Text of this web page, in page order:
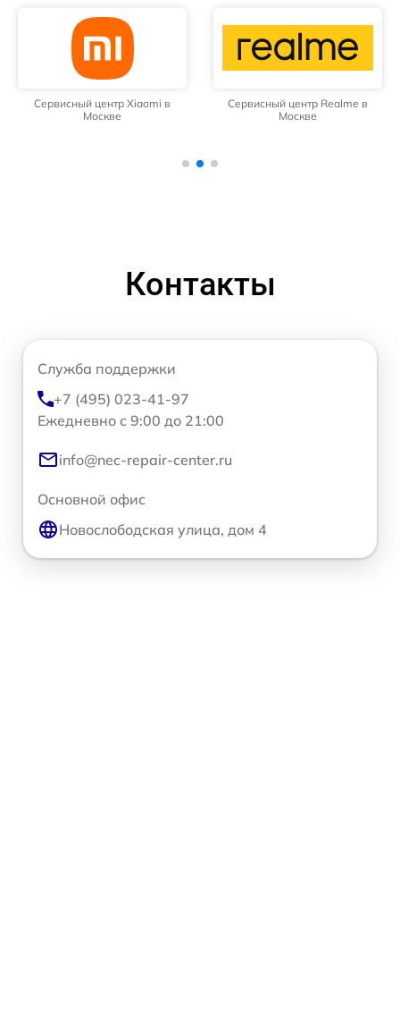
Сервисный центр Xiaomi в
Москве
Сервисный центр Realme в
Москве
Контакты
Служба поддержки
+7 (495) 023-41-97
Ежедневно с 9:00 до 21:00
info@nec-repair-center.ru
Основной офис
Новослободская улица, дом 4